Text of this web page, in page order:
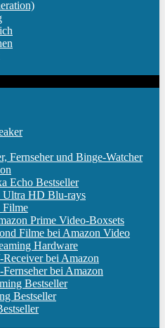
Fernseher und Binge-Watcher
Echo Bestseller
Ultra HD Blu-rays
Filme
Prime Video-Boxsets
Filme bei Amazon Video
Hardware
Receiver bei Amazon
bei Amazon
Bestseller
Bestseller